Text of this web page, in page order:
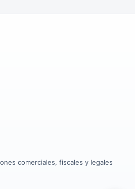
comerciales, fiscales y legales